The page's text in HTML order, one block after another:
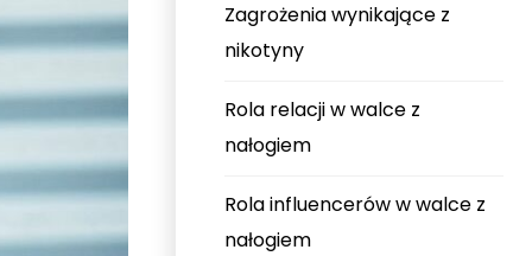
Zagrożenia wynikające z
nikotyny
Rola relacji w walce z
nałogiem
Rola influencerów w walce z
nałogiem